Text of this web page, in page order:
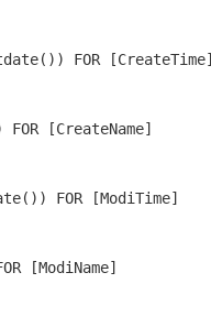
FOR [CreateTime]
FOR [CreateName]
FOR [ModiTime]
[ModiName]